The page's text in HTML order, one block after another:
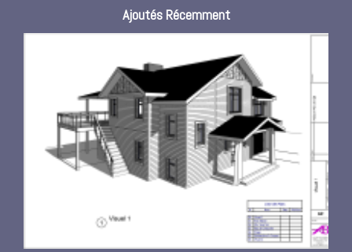
Ajoutés Récemment